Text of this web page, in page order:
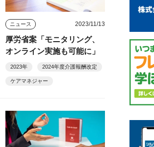
ニュース 2023/11/13
厚労省案「モニタリング、
オンライン実施も可能に」
2023年 2024年度介護報酬改定
ケアマネジャー